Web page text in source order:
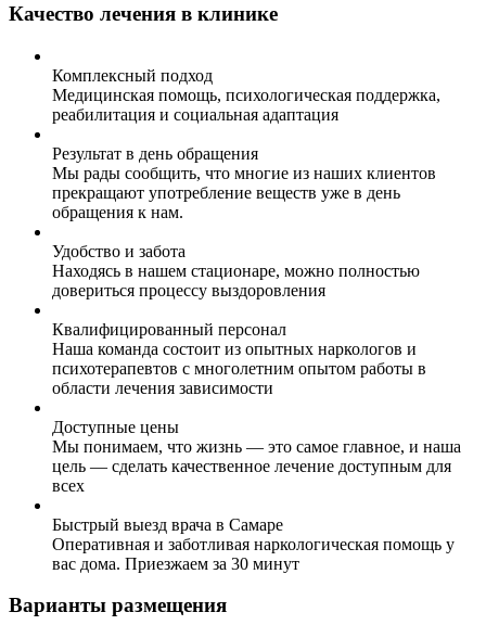
Качество лечения в клинике
Комплексный подход
Медицинская помощь, психологическая поддержка,
реабилитация и социальная адаптация
Результат в день обращения
Мы рады сообщить, что многие из наших клиентов
прекращают употребление веществ уже в день
обращения к нам.
Удобство и забота
Находясь в нашем стационаре, можно полностью
довериться процессу выздоровления
Квалифицированный персонал
Наша команда состоит из опытных наркологов и
психотерапевтов с многолетним опытом работы в
области лечения зависимости
Доступные цены
Мы понимаем, что жизнь — это самое главное, и наша
цель — сделать качественное лечение доступным для
всех
Быстрый выезд врача в Самаре
Оперативная и заботливая наркологическая помощь у
вас дома. Приезжаем за 30 минут
Варианты размещения